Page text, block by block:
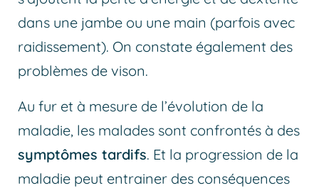
dans une jambe ou une main (parfois avec
raidissement). On constate également des
problèmes de vison.
Au fur et à mesure de l’évolution de la
maladie, les malades sont confrontés à des
symptômes tardifs. Et la progression de la
maladie peut entrainer des conséquences